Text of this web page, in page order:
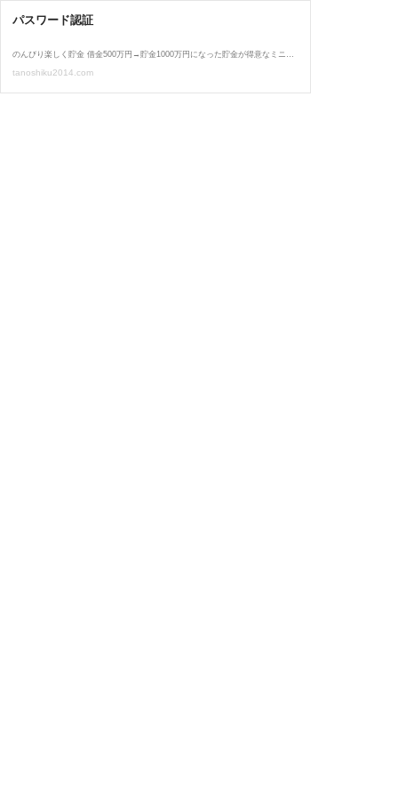
パスワード認証
のんびり楽しく貯金 借金500万円→貯金1000万円になった貯金が得意なミニマリストが伝える「小さく暮らしてお金に困らない生活」
tanoshiku2014.com